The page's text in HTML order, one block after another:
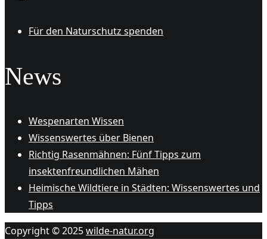
Für den Naturschutz spenden
News
Wespenarten Wissen
Wissenswertes über Bienen
Richtig Rasenmähnen: Fünf Tipps zum
insektenfreundlichen Mähen
Heimische Wildtiere in Städten: Wissenswertes und
Tipps
Copyright © 2025wilde-natur.org